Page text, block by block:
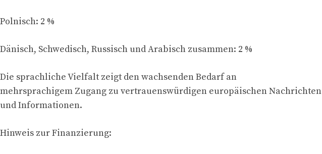
Polnisch: 2 %
Dänisch, Schwedisch, Russisch und Arabisch zusammen: 2 %
Die sprachliche Vielfalt zeigt den wachsenden Bedarf an
mehrsprachigem Zugang zu vertrauenswürdigen europäischen Nachrichten
und Informationen.
Hinweis zur Finanzierung: